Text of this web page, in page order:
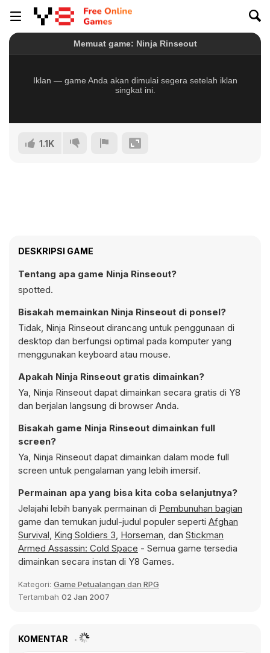
1.1K
DESKRIPSI GAME
Tentang apa game Ninja Rinseout?
spotted.
Bisakah memainkan Ninja Rinseout di ponsel?
Tidak, Ninja Rinseout dirancang untuk penggunaan di
desktop dan berfungsi optimal pada komputer yang
menggunakan keyboard atau mouse.
Apakah Ninja Rinseout gratis dimainkan?
Ya, Ninja Rinseout dapat dimainkan secara gratis di Y8
dan berjalan langsung di browser Anda.
Bisakah game Ninja Rinseout dimainkan full
screen?
Ya, Ninja Rinseout dapat dimainkan dalam mode full
screen untuk pengalaman yang lebih imersif.
Permainan apa yang bisa kita coba selanjutnya?
Jelajahi lebih banyak permainan di Pembunuhan bagian
game dan temukan judul-judul populer seperti Afghan
Survival, King Soldiers 3, Horseman, dan Stickman
Armed Assassin: Cold Space - Semua game tersedia
dimainkan secara instan di Y8 Games.
Kategori: Game Petualangan dan RPG
Tertambah 02 Jan 2007
KOMENTAR